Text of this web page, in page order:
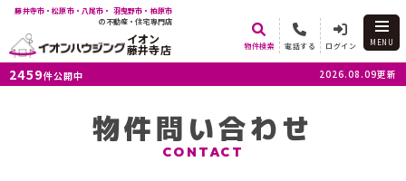
藤井寺市・松原市・八尾市・ 羽曳野市・柏原市
の不動産・住宅専門店
イオン
藤井寺店 物件検索 電話する ログイン MENU
2459件公開中 2026.08.09更新
物件問い合わせ
CONTACT